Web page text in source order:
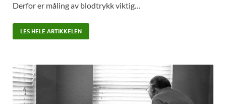
Derfor er måling av blodtrykk viktig…
LES HELE ARTIKKELEN